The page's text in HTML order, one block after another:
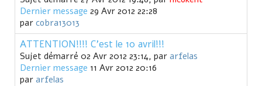
Dernier message 29 Avr 2012 22:28
par cobra13013
ATTENTION!!!! C'est le 10 avril!!!
Sujet démarré 02 Avr 2012 23:14, par arfelas
Dernier message 11 Avr 2012 20:16
par arfelas